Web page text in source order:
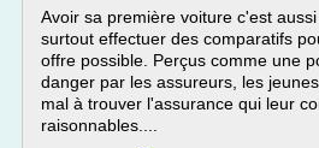
Avoir sa première voiture c'est
surtout effectuer des comparatifs
offre possible. Perçus comme une
danger par les assureurs, les
mal à trouver l'assurance qui leur
raisonnables....